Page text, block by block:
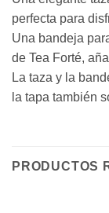
perfecta para
Una bandeja
de Tea Forté,
La taza y la
la tapa también
PRODUCTOS